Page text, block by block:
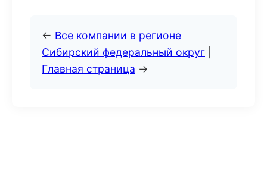
← Все компании в регионе
Сибирский федеральный округ
Главная страница →